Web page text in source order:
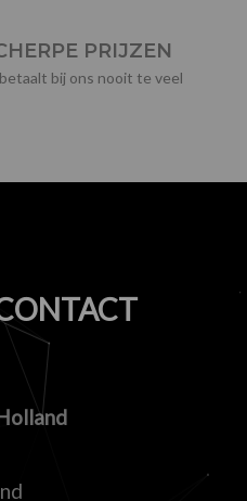
PRIJZEN
betaalt bij ons nooit te veel